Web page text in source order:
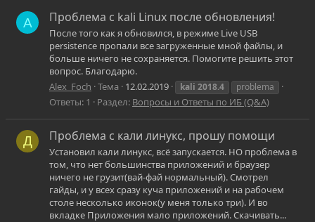
A Проблема с kali Linux после обновления!
После того как я обновился, в режиме Live USB
persistence пропали все загруженные мной файлы, и
больше ничего не сохраняется. Помогите решить этот
вопрос. Благодарю.
Alex_Foch Тема 12.02.2019 kali 2018.4 problema
Ответы: 1 Раздел: Вопросы и Ответы по ИБ (Q&A)
Д Проблема с кали линукс, прошу помощи
Установил кали линукс, всё запускается. НО проблема в
том, что нет большинства приложений и браузер
ничего не грузит(вай-фай нормальный). Смотрел
гайды, и у всех сразу куча приложений и на рабочем
столе несколько иконок(у меня только три). И во
вкладке Приложения мало приложений. Скачивать...